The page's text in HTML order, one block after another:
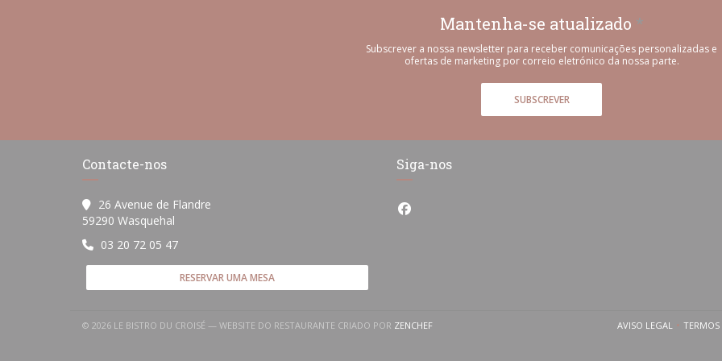
Mantenha-se atualizado *
Subscrever a nossa newsletter para receber comunicações personalizadas e
ofertas de marketing por correio eletrónico da nossa parte.
SUBSCREVER
Contacte-nos
26 Avenue de Flandre
59290 Wasquehal
03 20 72 05 47
RESERVAR UMA MESA
Siga-nos
Facebook ((abre numa nova janela))
© 2026 LE BISTRO DU CROISÉ — WEBSITE DO RESTAURANTE CRIADO POR ZENCHEF((ABRE NUMA NOVA JANELA)) AVISO LEGAL((ABRE NUMA